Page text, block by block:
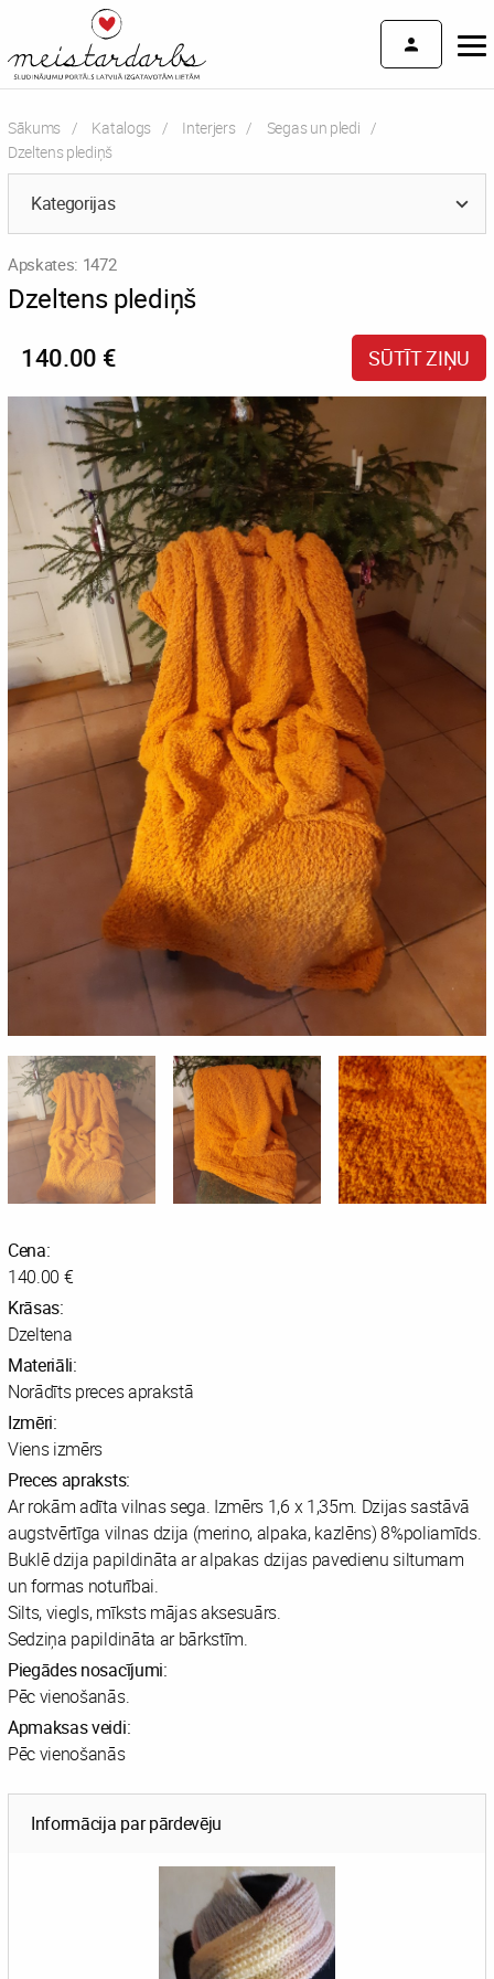
Sākums Katalogs Interjers
Segas un pledi
Current:
Dzeltens plediņš
Kategorijas
Apskates: 1472
Dzeltens plediņš
140.00 € SŪTĪT ZIŅU
Cena:
140.00 €
Krāsas:
Dzeltena
Materiāli:
Norādīts preces aprakstā
Izmēri:
Viens izmērs
Preces apraksts:
Ar rokām adīta vilnas sega. Izmērs 1,6 x 1,35m. Dzijas sastāvā
augstvērtīga vilnas dzija (merino, alpaka, kazlēns) 8%poliamīds.
Buklē dzija papildināta ar alpakas dzijas pavedienu siltumam
un formas noturībai.
Silts, viegls, mīksts mājas aksesuārs.
Sedziņa papildināta ar bārkstīm.
Piegādes nosacījumi:
Pēc vienošanās.
Apmaksas veidi:
Pēc vienošanās
Informācija par pārdevēju